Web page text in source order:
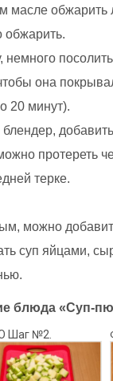
масле обжарить
обжарить.
немного
она
20 минут).
протереть
терке.
можно
суп яйцами,
блюда «Суп-
Шаг №2.